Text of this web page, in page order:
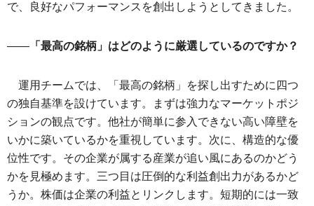
で、良好なパフォーマンスを創出しようとしてきました。
―― 「最高の銘柄」はどのように厳選しているのですか？
運用チームでは、「最高の銘柄」を探し出すために四つ
の独自基準を設けています。まずは強力なマーケットポジ
ションの観点です。他社が簡単に参入できない高い障壁を
いかに築いているかを重視しています。次に、構造的な優
位性です。その企業が属する産業が追い風にあるのかどう
かを見極めます。三つ目は圧倒的な利益創出力があるかど
うか。株価は企業の利益とリンクします。短期的には一致